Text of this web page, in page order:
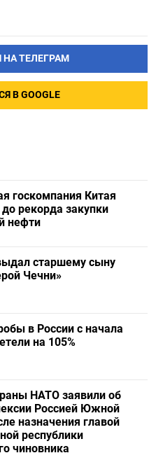
ТЕЛЕГРАМ
В GOOGLE
госкомпания Китая
рекорда закупки
нефти
старшему сыну
Чечни»
в России с начала
на 105%
НАТО заявили об
Россией Южной
назначения главой
республики
чиновника